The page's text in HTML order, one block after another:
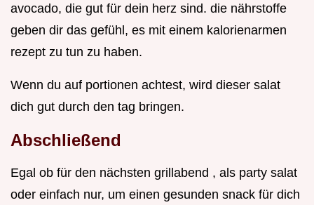
avocado, die gut für dein herz sind. die nährstoffe
geben dir das gefühl, es mit einem kalorienarmen
rezept zu tun zu haben.
Wenn du auf portionen achtest, wird dieser salat
dich gut durch den tag bringen.
Abschließend
Egal ob für den nächsten grillabend , als party salat
oder einfach nur, um einen gesunden snack für dich